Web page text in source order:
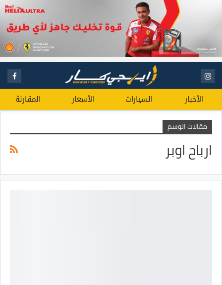
الأخبار السيارات الأسعار المقارنة
مقالات الوسم
ارباح اوبر